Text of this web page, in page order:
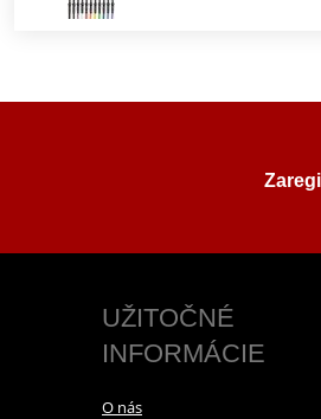
UŽITOČNÉ
INFORMÁCIE
O nás